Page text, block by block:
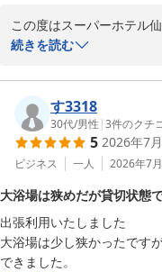
このようにご感想をお寄
れからも皆さまに快適な
スーパーホテル仙台・広
天然温泉 弦月の湯 スー
が、2人でも1段目のベッド
段目利用してみましたが
寝心地は良かったです。
この度はスーパーホテル
にありがとうございます
温泉でお疲れを癒してい
ぶ楽しさについても喜ん
ホテル自慢の天然温泉「
ある温泉で、多くのお客
た。お子様連れのお客様
た色々とお試しくださいま
お車でお越しの際、駐車
続きを読む
す3318
30代/男性 |3件のクチ
5 2026年7
ビジネス 一人 2026年7月
大浴場は狭めだが貸切状態
出張利用いたしました
大浴場は少し狭かったです
できました。